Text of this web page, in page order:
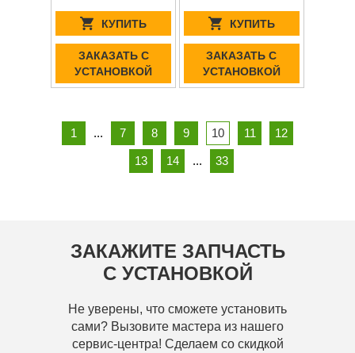
КУПИТЬ
ЗАКАЗАТЬ С
УСТАНОВКОЙ
КУПИТЬ
ЗАКАЗАТЬ С
УСТАНОВКОЙ
1 ... 7 8 9 10 11 12
13 14 ... 33
ЗАКАЖИТЕ ЗАПЧАСТЬ
С УСТАНОВКОЙ
Не уверены, что сможете установить
сами? Вызовите мастера из нашего
сервис-центра! Сделаем со скидкой